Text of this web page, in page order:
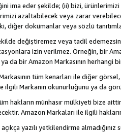
ima eder şekilde; (ii) bizi,
azaltabilecek veya zarar
diğer dokümanlar veya sözlü
değiştiremez veya tadil
izin verilmez. Örneğin, bir
da bir Amazon Markasının herhangi
tüm kenarları ile diğer
ilgili Markanın okunurluğunu ya da
hakların münhasır mülkiyeti bize
Amazon Markaları ile ilgili
açıkça yazılı yetkilendirme